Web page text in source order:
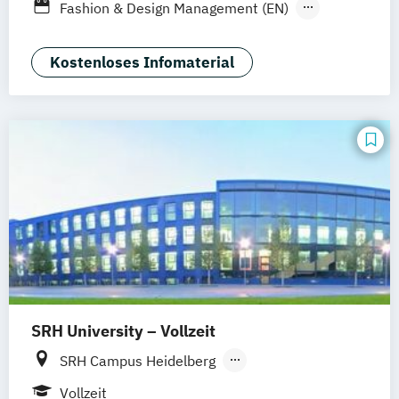
Fashion & Design Management (EN)
Interior Design Luxury Management (EN)
Marken- & Kommunikationsdesign
Kostenloses Infomaterial
SRH University – Vollzeit
SRH Campus Heidelberg
SRH Campus Berlin
Vollzeit